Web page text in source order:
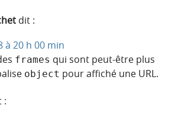
dit :
à 20 h 00 min
frames qui sont peut-être plus
object pour affiché une URL.
: